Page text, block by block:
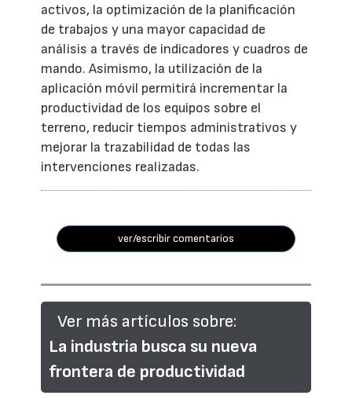
activos, la optimización de la planificación
de trabajos y una mayor capacidad de
análisis a través de indicadores y cuadros de
mando. Asimismo, la utilización de la
aplicación móvil permitirá incrementar la
productividad de los equipos sobre el
terreno, reducir tiempos administrativos y
mejorar la trazabilidad de todas las
intervenciones realizadas.
ver/escribir comentarios
Ver más artículos sobre:
La industria busca su nueva
frontera de productividad